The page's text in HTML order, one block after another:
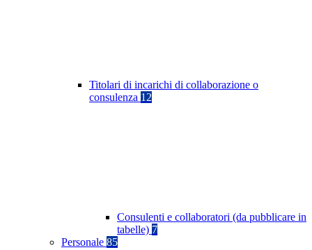
Titolari di incarichi di collaborazione o
consulenza 12
Consulenti e collaboratori (da pubblicare in
tabelle) 7
Personale 85